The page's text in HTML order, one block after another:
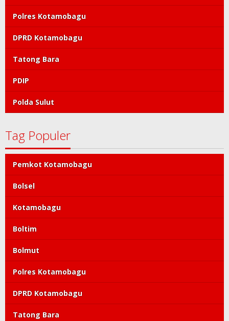
Polres Kotamobagu
DPRD Kotamobagu
Tatong Bara
PDIP
Polda Sulut
Tag Populer
Pemkot Kotamobagu
Bolsel
Kotamobagu
Boltim
Bolmut
Polres Kotamobagu
DPRD Kotamobagu
Tatong Bara